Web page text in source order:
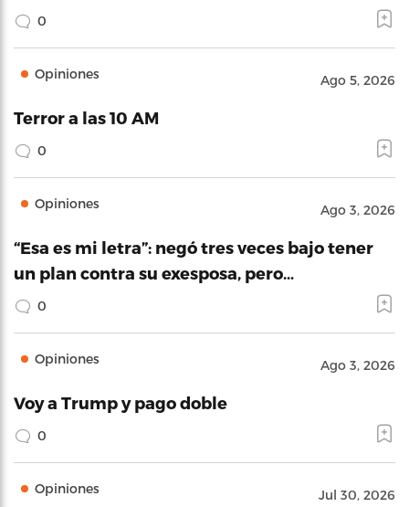
0
Opiniones Ago 5, 2026
Terror a las 10 AM
0
Opiniones Ago 3, 2026
“Esa es mi letra”: negó tres veces bajo tener
un plan contra su exesposa, pero…
0
Opiniones Ago 3, 2026
Voy a Trump y pago doble
0
Opiniones Jul 30, 2026